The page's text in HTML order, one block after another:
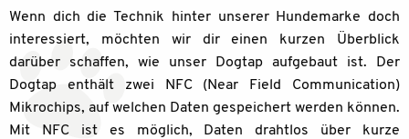
Wenn dich die Technik hinter unserer Hundemarke doch
interessiert, möchten wir dir einen kurzen Überblick
darüber schaffen, wie unser Dogtap aufgebaut ist. Der
Dogtap enthält zwei NFC (Near Field Communication)
Mikrochips, auf welchen Daten gespeichert werden können.
Mit NFC ist es möglich, Daten drahtlos über kurze